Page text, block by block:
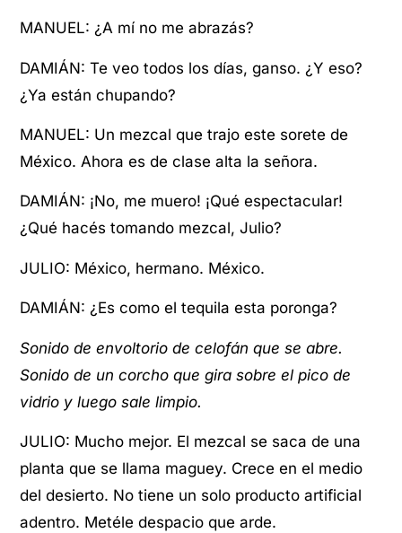
MANUEL: ¿A mí no me abrazás?
DAMIÁN: Te veo todos los días, ganso. ¿Y eso?
¿Ya están chupando?
MANUEL: Un mezcal que trajo este sorete de
México. Ahora es de clase alta la señora.
DAMIÁN: ¡No, me muero! ¡Qué espectacular!
¿Qué hacés tomando mezcal, Julio?
JULIO: México, hermano. México.
DAMIÁN: ¿Es como el tequila esta poronga?
Sonido de envoltorio de celofán que se abre.
Sonido de un corcho que gira sobre el pico de
vidrio y luego sale limpio.
JULIO: Mucho mejor. El mezcal se saca de una
planta que se llama maguey. Crece en el medio
del desierto. No tiene un solo producto artificial
adentro. Metéle despacio que arde.